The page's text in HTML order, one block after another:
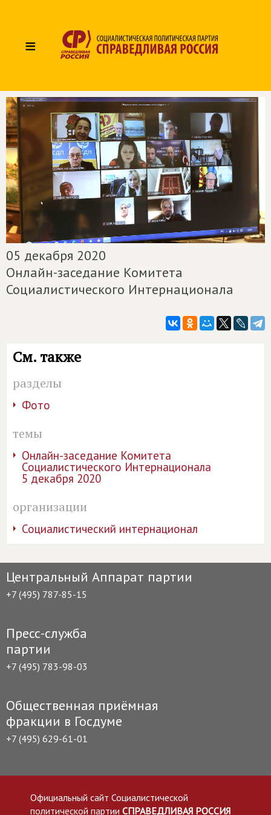
≡
05 декабря 2020
Онлайн-заседание Комитета
Социалистического Интернационала
См. также
разделы
Фото
темы
Онлайн-заседание Комитета
Социалистического Интернационала
5 декабря 2020
организации
Социалистический интернационал
Центральный Аппарат партии
+7 (495) 787-85-15
Пресс-служба
партии
+7 (495) 783-98-03
Общественная приёмная
фракции в Госдуме
+7 (495) 629-61-01
Официальный сайт Социалистической
политической партии СПРАВЕДЛИВАЯ РОССИЯ